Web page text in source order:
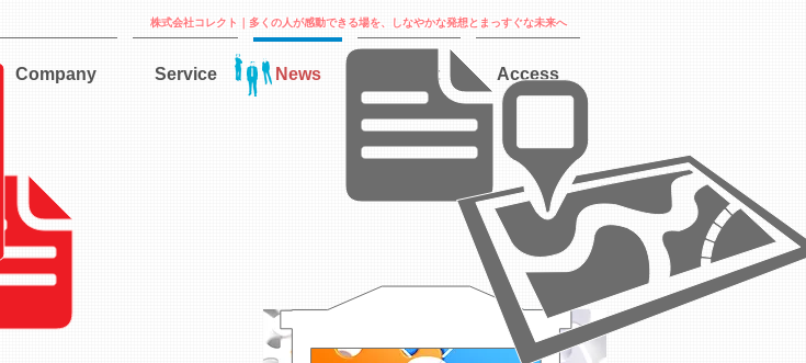
株式会社コレクト｜多くの人が感動できる場を、しなやかな発想とまっすぐな未来へ
Company Service News Recruit Access